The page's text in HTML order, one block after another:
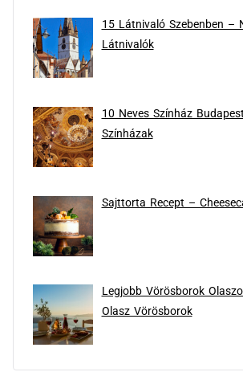
15 Látnivaló Szebenben –
Látnivalók
10 Neves Színház
Színházak
Sajttorta Recept –
Legjobb Vörösborok
Olasz Vörösborok